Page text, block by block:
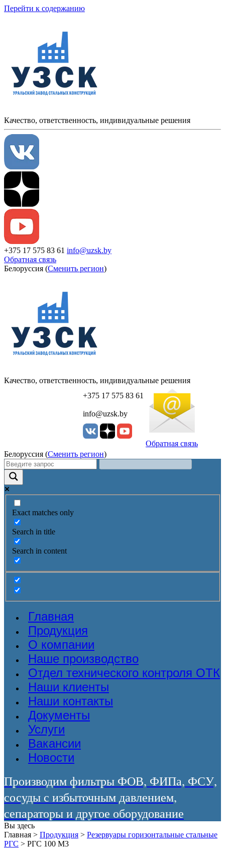
Перейти к содержанию
Качество, ответственность, индивидуальные решения
+375 17 575 83 61 info@uzsk.by
Обратная связь
Белоруссия (Сменить регион)
Качество, ответственность, индивидуальные решения
+375 17 575 83 61
info@uzsk.by
Обратная связь
Белоруссия (Сменить регион)
Exact matches only
Search in title
Search in content
Главная
Продукция
О компании
Наше производство
Отдел технического контроля ОТК
Наши клиенты
Наши контакты
Документы
Услуги
Вакансии
Новости
Производим фильтры ФОВ, ФИПа, ФСУ,
сосуды с избыточным давлением,
сепараторы и другое оборудование
Вы здесь
Главная > Продукция > Резервуары горизонтальные стальные
РГС > РГС 100 М3